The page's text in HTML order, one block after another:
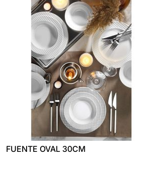
FUENTE OVAL 30CM